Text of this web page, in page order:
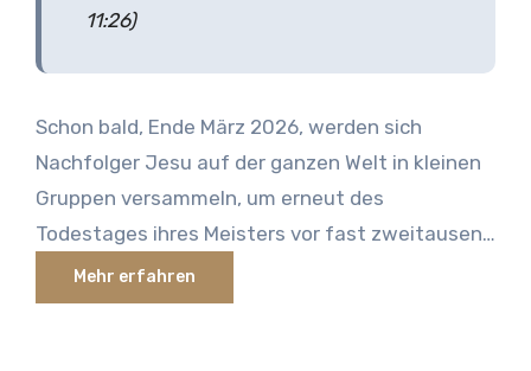
11:26)
Schon bald, Ende März 2026, werden sich
Nachfolger Jesu auf der ganzen Welt in kleinen
Gruppen versammeln, um erneut des
Todestages ihres Meisters vor fast zweitausend
Jahren zu gedenken. Dieses Gedächtnismahl
wird ein einfacher Gottesdienst sein, bestehend
Mehr erfahren